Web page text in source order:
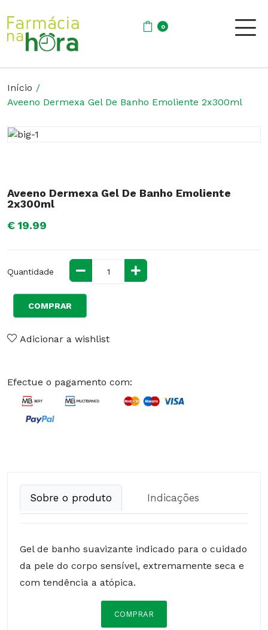
0
Início
Aveeno Dermexa Gel De Banho Emoliente 2x300ml
Aveeno Dermexa Gel De Banho Emoliente
2x300ml
€ 19.99
Quantidade
COMPRAR
Adicionar a wishlist
Efectue o pagamento com:
Sobre o produto Indicações
Gel de banho suavizante indicado para o cuidado
da pele do corpo sensível, extremamente seca e
com tendência a atópica.
COMPRAR